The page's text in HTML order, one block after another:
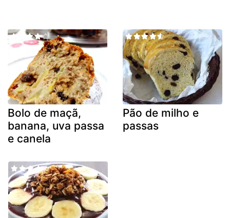
Bolo de maçã,
banana, uva passa
e canela
Pão de milho e
passas